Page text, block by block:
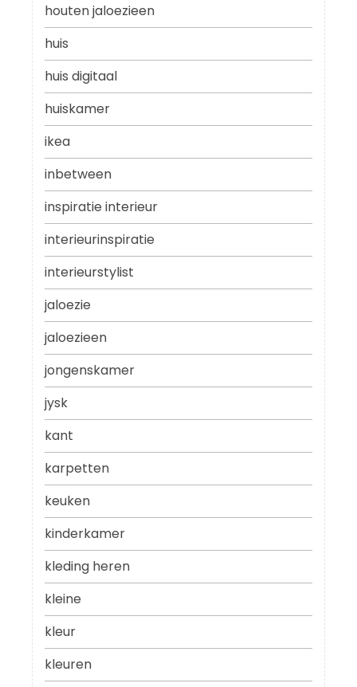
houten jaloezieen
huis
huis digitaal
huiskamer
ikea
inbetween
inspiratie interieur
interieurinspiratie
interieurstylist
jaloezie
jaloezieen
jongenskamer
jysk
kant
karpetten
keuken
kinderkamer
kleding heren
kleine
kleur
kleuren